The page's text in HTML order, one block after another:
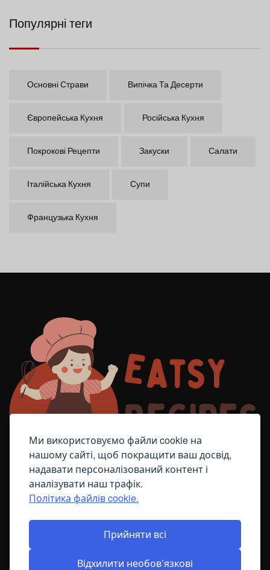
Ми використовуємо файли cookie на
нашому сайті, щоб покращити ваш досвід,
надавати персоналізований контент і
аналізувати наш трафік.
Політика файлів cookie.
Прийняти всі
Відхилити необов’язкові
Популярні теги
Основні Страви Випічка Та Десерти
Європейська Кухня Російська Кухня
Покрокові Рецепти Закуски Салати
Італійська Кухня Супи
Французька Кухня
ПОЛІТИКА ЩОДО ФАЙЛІВ COOKIE